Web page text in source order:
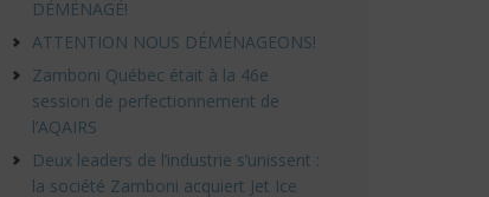
DÉMÉNAGÉ!
ATTENTION NOUS DÉMÉNAGEONS!
Zamboni Québec était à la 46e
session de perfectionnement de
l’AQAIRS
Deux leaders de l’industrie s’unissent :
la société Zamboni acquiert Jet Ice